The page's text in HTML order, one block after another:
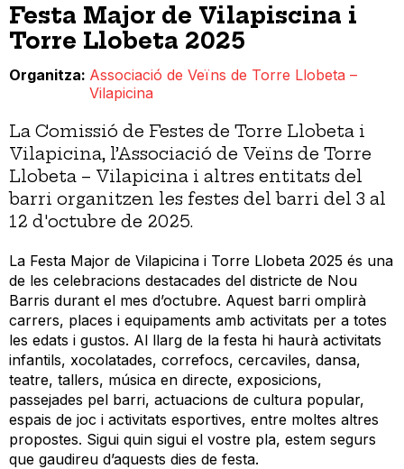
Festa Major de Vilapiscina i
Torre Llobeta 2025
Organitza Associació de Veïns de Torre Llobeta –
Vilapicina
La Comissió de Festes de Torre Llobeta i
Vilapicina, l’Associació de Veïns de Torre
Llobeta – Vilapicina i altres entitats del
barri organitzen les festes del barri del 3 al
12 d'octubre de 2025.
La Festa Major de Vilapicina i Torre Llobeta 2025 és una
de les celebracions destacades del districte de Nou
Barris durant el mes d’octubre. Aquest barri omplirà
carrers, places i equipaments amb activitats per a totes
les edats i gustos. Al llarg de la festa hi haurà activitats
infantils, xocolatades, correfocs, cercaviles, dansa,
teatre, tallers, música en directe, exposicions,
passejades pel barri, actuacions de cultura popular,
espais de joc i activitats esportives, entre moltes altres
propostes. Sigui quin sigui el vostre pla, estem segurs
que gaudireu d’aquests dies de festa.